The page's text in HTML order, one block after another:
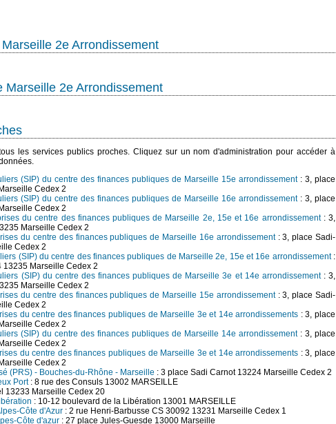
2e Arrondissement
Marseille 2e Arrondissement
les services publics proches. Cliquez sur un nom d'administration pour accéder à
(SIP) du centre des finances publiques de Marseille 15e arrondissement: 3, place
Cedex 2
(SIP) du centre des finances publiques de Marseille 16e arrondissement: 3, place
Cedex 2
du centre des finances publiques de Marseille 2e, 15e et 16e arrondissement: 3,
Marseille Cedex 2
du centre des finances publiques de Marseille 16e arrondissement: 3, place Sadi-
Cedex 2
(SIP) du centre des finances publiques de Marseille 2e, 15e et 16e arrondissement:
13235 Marseille Cedex 2
(SIP) du centre des finances publiques de Marseille 3e et 14e arrondissement: 3,
Marseille Cedex 2
du centre des finances publiques de Marseille 15e arrondissement: 3, place Sadi-
Cedex 2
du centre des finances publiques de Marseille 3e et 14e arrondissements : 3, place
Cedex 2
(SIP) du centre des finances publiques de Marseille 14e arrondissement: 3, place
Cedex 2
du centre des finances publiques de Marseille 3e et 14e arrondissements : 3, place
Cedex 2
(PRS) - Bouches-du-Rhône - Marseille : 3 place Sadi Carnot 13224 Marseille Cedex 2
Port: 8 rue des Consuls 13002 MARSEILLE
13233 Marseille Cedex 20
: 10-12 boulevard de la Libération 13001 MARSEILLE
Côte d'Azur : 2 rue Henri-Barbusse CS 30092 13231 Marseille Cedex 1
Côte d'azur : 27 place Jules-Guesde 13000 Marseille